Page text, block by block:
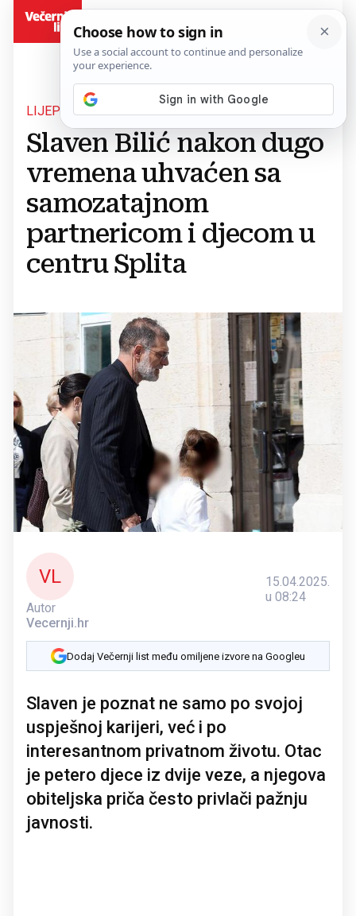
LIJEP POVOD
Slaven Bilić nakon dugo
vremena uhvaćen sa
samozatajnom
partnericom i djecom u
centru Splita
VL
Autor
Vecernji.hr
15.04.2025.
u 08:24
Dodaj Večernji list među omiljene izvore na Googleu
Slaven je poznat ne samo po svojoj
uspješnoj karijeri, već i po
interesantnom privatnom životu. Otac
je petero djece iz dvije veze, a njegova
obiteljska priča često privlači pažnju
javnosti.